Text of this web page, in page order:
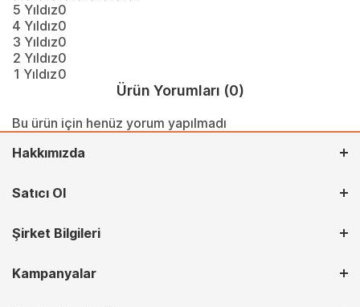
5 Yıldız0
4 Yıldız0
3 Yıldız0
2 Yıldız0
1 Yıldız0
Ürün Yorumları (0)
Bu ürün için henüz yorum yapılmadı
Hakkımızda
Satıcı Ol
Şirket Bilgileri
Kampanyalar